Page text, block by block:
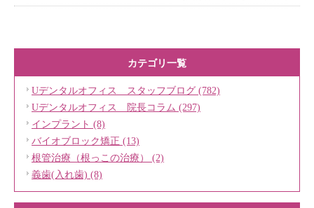
カテゴリ一覧
Uデンタルオフィス スタッフブログ (782)
Uデンタルオフィス 院長コラム (297)
インプラント (8)
バイオブロック矯正 (13)
根管治療（根っこの治療） (2)
義歯(入れ歯) (8)